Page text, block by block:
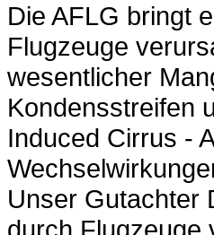
Die AFLG bringt
Flugzeuge
wesentlicher
Kondensstreifen
Induced Cirrus -
Unser Gutachter